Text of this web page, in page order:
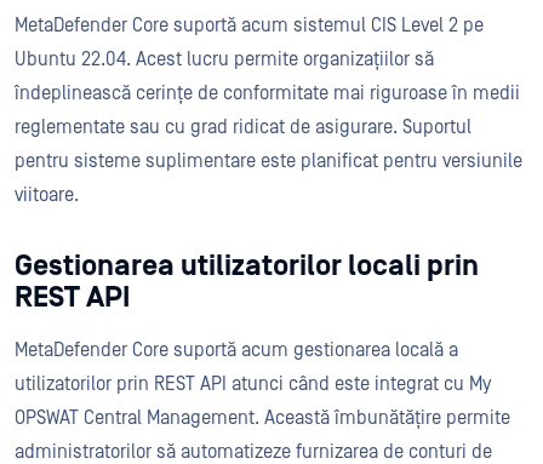
MetaDefender Core suportă acum sistemul CIS Level 2 pe
Ubuntu 22.04. Acest lucru permite organizațiilor să
îndeplinească cerințe de conformitate mai riguroase în medii
reglementate sau cu grad ridicat de asigurare. Suportul
pentru sisteme suplimentare este planificat pentru versiunile
viitoare.
Gestionarea utilizatorilor locali prin
REST API
MetaDefender Core suportă acum gestionarea locală a
utilizatorilor prin REST API atunci când este integrat cu My
OPSWAT Central Management. Această îmbunătățire permite
administratorilor să automatizeze furnizarea de conturi de